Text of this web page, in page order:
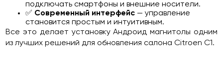
подключать смартфоны и внешние носители.
✅ Современный интерфейс — управление
становится простым и интуитивным.
Все это делает установку Андроид магнитолы одним
из лучших решений для обновления салона Citroen C1.